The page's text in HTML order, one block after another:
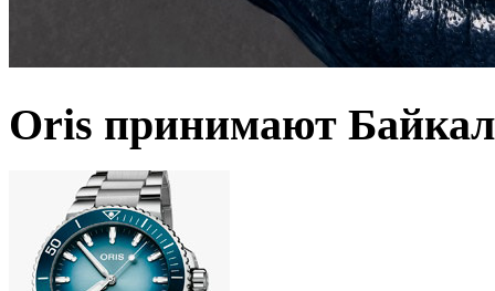
Oris принимают